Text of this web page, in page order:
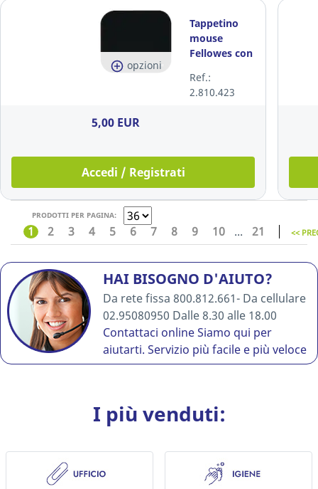
opzioni
Tappetino
mouse
Fellowes con
Ref.:
2.810.423
5,00 EUR
Accedi / Registrati
PRODOTTI PER PAGINA:
1 2 3 4 5 6 7 8 9 10 ... 21 <<
HAI BISOGNO D'AIUTO?
Da rete fissa 800.812.661- Da cellulare
02.95080950 Dalle 8.30 alle 18.00
Contattaci onlineSiamo qui per
aiutarti. Servizio più facile e più veloce
I più venduti: